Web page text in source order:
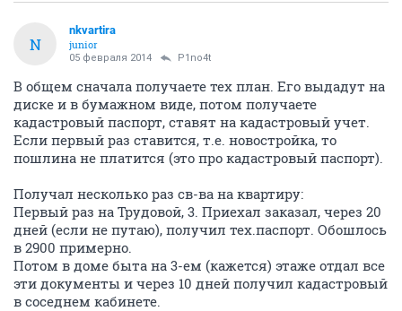
N
nkvartira
junior
05 февраля 2014 P1no4t
В общем сначала получаете тех план. Его выдадут на
диске и в бумажном виде, потом получаете
кадастровый паспорт, ставят на кадастровый учет.
Если первый раз ставится, т.е. новостройка, то
пошлина не платится (это про кадастровый паспорт).
Получал несколько раз св-ва на квартиру:
Первый раз на Трудовой, 3. Приехал заказал, через 20
дней (если не путаю), получил тех.паспорт. Обошлось
в 2900 примерно.
Потом в доме быта на 3-ем (кажется) этаже отдал все
эти документы и через 10 дней получил кадастровый
в соседнем кабинете.